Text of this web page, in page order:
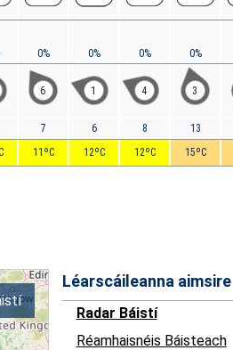
0%
6
7
11ºC
0%
1
6
12ºC
0%
4
8
12ºC
0%
3
13
15ºC
Léarscáileanna aimsire
Radar Báistí
Réamhaisnéis Báisteach